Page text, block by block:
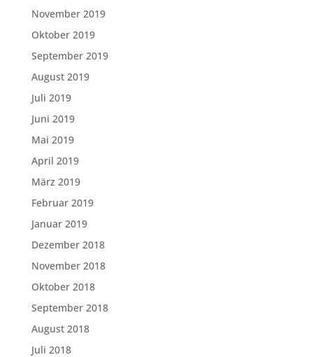
November 2019
Oktober 2019
September 2019
August 2019
Juli 2019
Juni 2019
Mai 2019
April 2019
März 2019
Februar 2019
Januar 2019
Dezember 2018
November 2018
Oktober 2018
September 2018
August 2018
Juli 2018